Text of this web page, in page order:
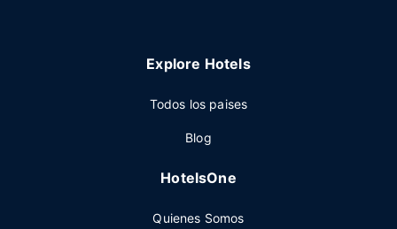
Explore Hotels
Todos los paises
Blog
HotelsOne
Quienes Somos